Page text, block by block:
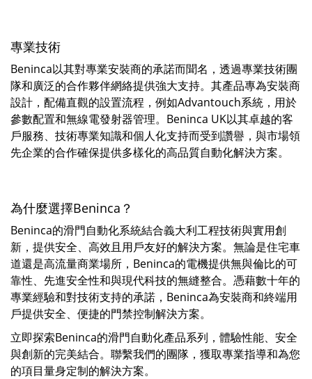
專業技術
Beninca以其對專業安裝商的承諾而聞名，透過專業技術團
隊和廣泛的合作夥伴網絡提供強大支持。其產品專為安裝商
設計，配備直觀的設置流程，例如Advantouch系統，用於
參數配置和無線電發射器管理。Beninca UK以其卓越的客
戶服務、技術專業知識和個人化支持而受到讚譽，與市場領
先企業的合作確保提供多樣化的高品質自動化解決方案。
為什麼選擇Beninca？
Beninca的滑門自動化系統結合義大利工程技術與實用創
新，提供安全、高效且用戶友好的解決方案。無論是住宅車
道還是高流量商業場所，Beninca的電機提供無與倫比的可
靠性、先進安全性和與現代科技的無縫整合。憑藉數十年的
專業經驗和對技術支持的承諾，Beninca為安裝商和終端用
戶提供安全、便捷的門禁控制解決方案。
立即探索Beninca的滑門自動化產品系列，體驗性能、安全
與創新的完美結合。聯繫我們的團隊，獲取專業指導和為您
的項目量身定制的解決方案。